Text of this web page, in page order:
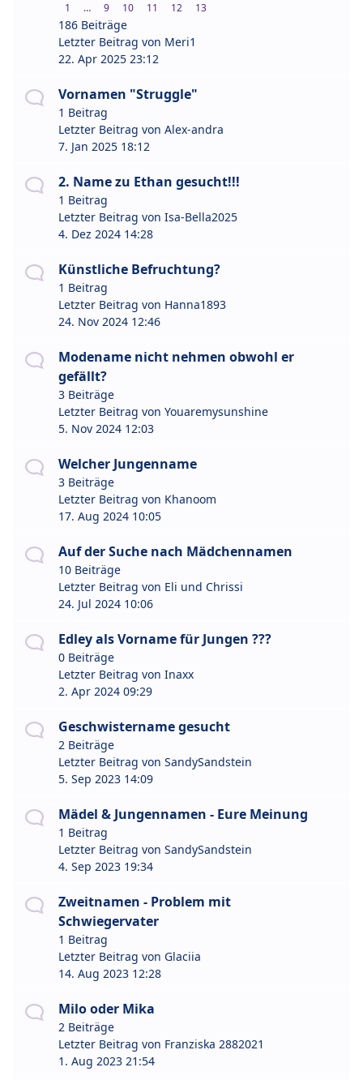
1 … 9 10 11 12 13
186 Beiträge
Letzter Beitrag von Meri1
22. Apr 2025 23:12
Vornamen "Struggle"
1 Beitrag
Letzter Beitrag von Alex-andra
7. Jan 2025 18:12
2. Name zu Ethan gesucht!!!
1 Beitrag
Letzter Beitrag von Isa-Bella2025
4. Dez 2024 14:28
Künstliche Befruchtung?
1 Beitrag
Letzter Beitrag von Hanna1893
24. Nov 2024 12:46
Modename nicht nehmen obwohl er
gefällt?
3 Beiträge
Letzter Beitrag von Youaremysunshine
5. Nov 2024 12:03
Welcher Jungenname
3 Beiträge
Letzter Beitrag von Khanoom
17. Aug 2024 10:05
Auf der Suche nach Mädchennamen
10 Beiträge
Letzter Beitrag von Eli und Chrissi
24. Jul 2024 10:06
Edley als Vorname für Jungen ???
0 Beiträge
Letzter Beitrag von Inaxx
2. Apr 2024 09:29
Geschwistername gesucht
2 Beiträge
Letzter Beitrag von SandySandstein
5. Sep 2023 14:09
Mädel & Jungennamen - Eure Meinung
1 Beitrag
Letzter Beitrag von SandySandstein
4. Sep 2023 19:34
Zweitnamen - Problem mit
Schwiegervater
1 Beitrag
Letzter Beitrag von Glaciia
14. Aug 2023 12:28
Milo oder Mika
2 Beiträge
Letzter Beitrag von Franziska 2882021
1. Aug 2023 21:54